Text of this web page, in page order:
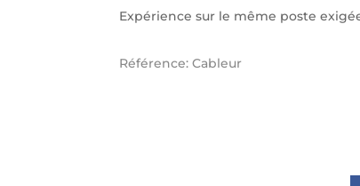
Expérience sur le même poste
Référence: Cableur